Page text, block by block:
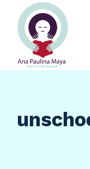
contenido